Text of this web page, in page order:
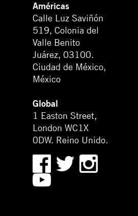
Américas
Calle Luz Saviñón
519, Colonia del
Valle Benito
Juárez, 03100.
Ciudad de México,
México
Global
1 Easton Street,
London WC1X
0DW. Reino Unido.